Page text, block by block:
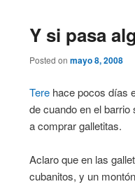
Y si pasa
Posted on mayo 8, 2008
Tere hace pocos días
de cuando en el
a comprar galletitas.
Aclaro que en las
cubanitos, y un